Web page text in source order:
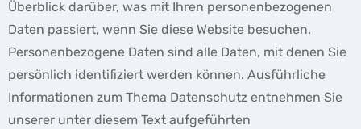
Überblick darüber, was mit Ihren personenbezogenen
Daten passiert, wenn Sie diese Website besuchen.
Personenbezogene Daten sind alle Daten, mit denen Sie
persönlich identifiziert werden können. Ausführliche
Informationen zum Thema Datenschutz entnehmen Sie
unserer unter diesem Text aufgeführten